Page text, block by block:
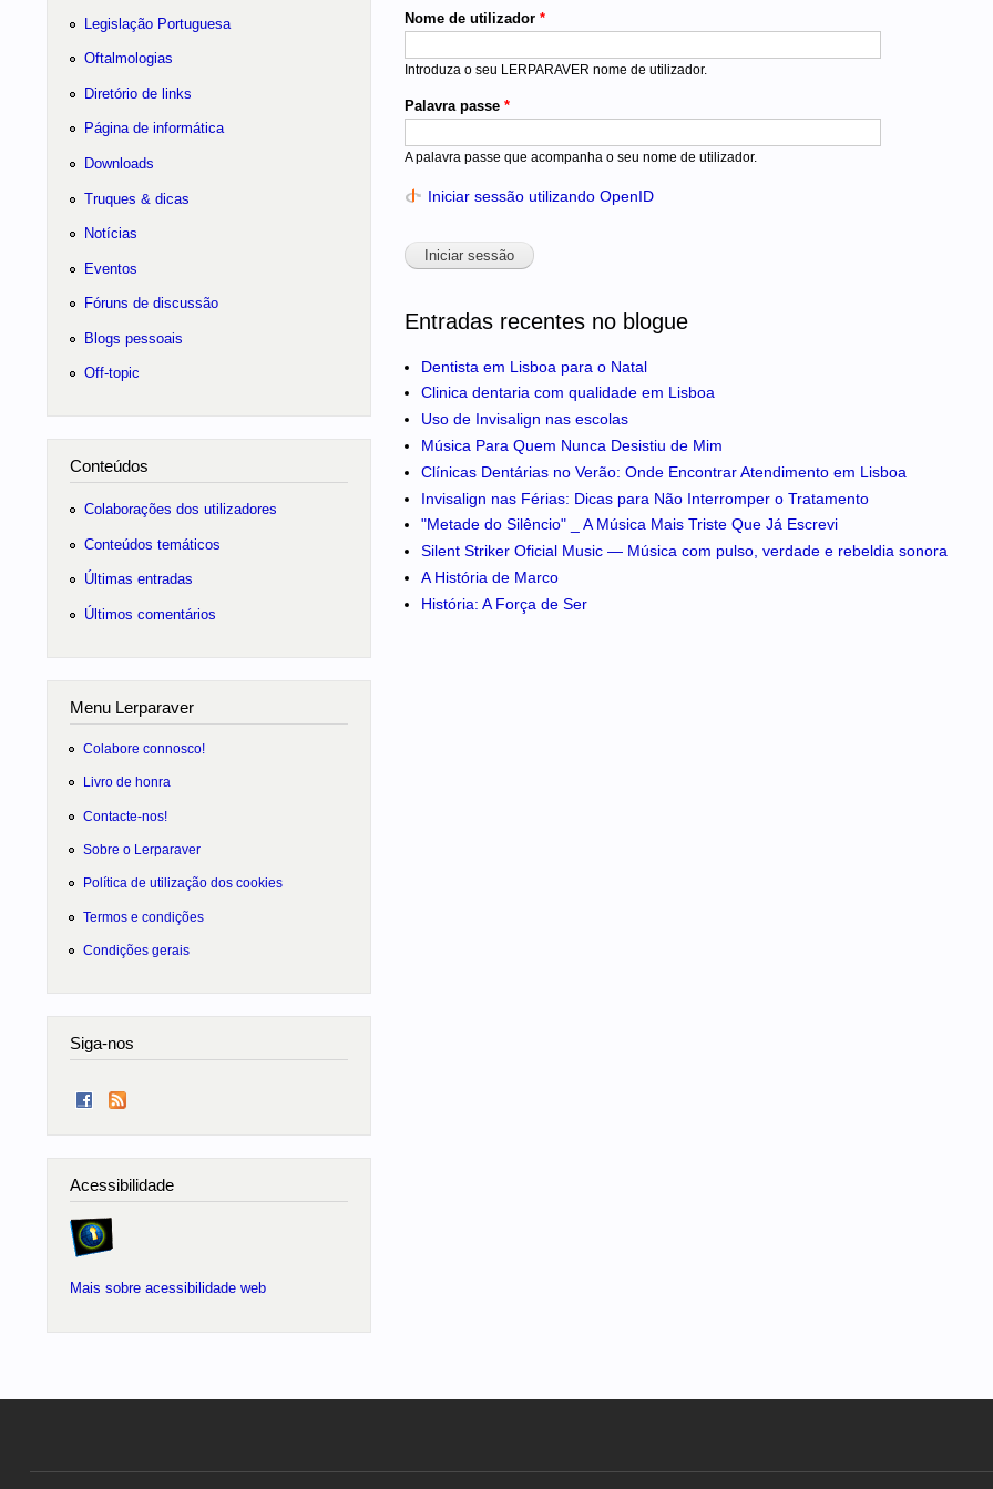
Nome de utilizador *
Introduza o seu LERPARAVER nome de utilizador.
Palavra passe *
A palavra passe que acompanha o seu nome de utilizador.
Iniciar sessão utilizando OpenID
Entradas recentes no blogue
Dentista em Lisboa para o Natal
Clinica dentaria com qualidade em Lisboa
Uso de Invisalign nas escolas
Música Para Quem Nunca Desistiu de Mim
Clínicas Dentárias no Verão: Onde Encontrar Atendimento em Lisboa
Invisalign nas Férias: Dicas para Não Interromper o Tratamento
"Metade do Silêncio" _ A Música Mais Triste Que Já Escrevi
Silent Striker Oficial Music — Música com pulso, verdade e rebeldia sonora
A História de Marco
História: A Força de Ser
Legislação Portuguesa
Oftalmologias
Diretório de links
Página de informática
Downloads
Truques & dicas
Notícias
Eventos
Fóruns de discussão
Blogs pessoais
Off-topic
Conteúdos
Colaborações dos utilizadores
Conteúdos temáticos
Últimas entradas
Últimos comentários
Menu Lerparaver
Colabore connosco!
Livro de honra
Contacte-nos!
Sobre o Lerparaver
Política de utilização dos cookies
Termos e condições
Condições gerais
Siga-nos
Acessibilidade
Mais sobre acessibilidade web